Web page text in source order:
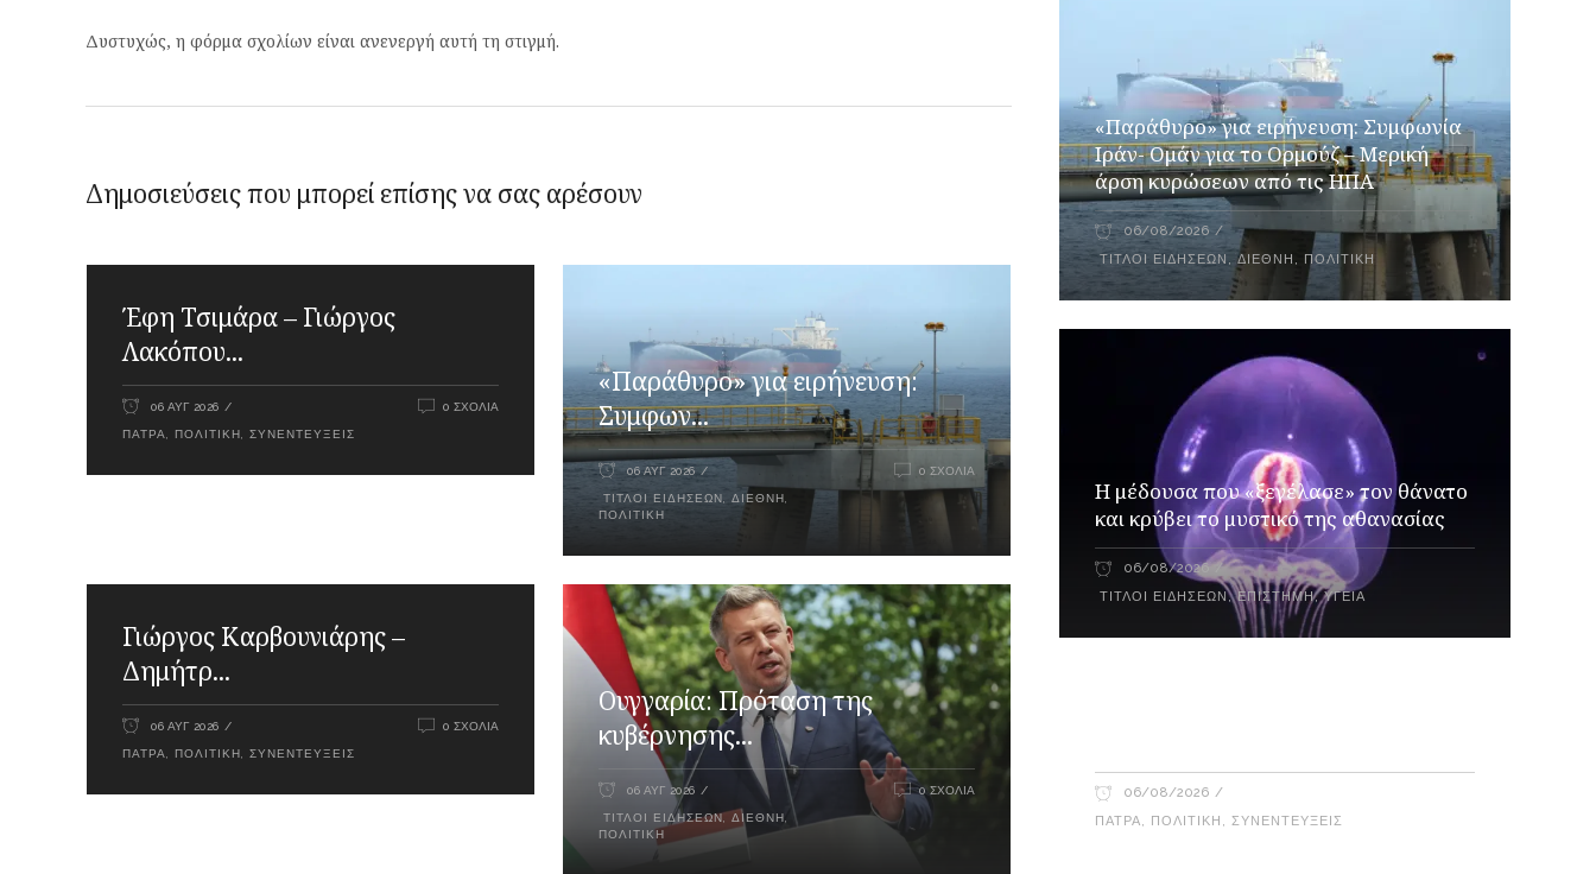
Δυστυχώς, η φόρμα σχολίων είναι ανενεργή αυτή τη στιγμή.
Δημοσιεύσεις που μπορεί επίσης να σας αρέσουν
Έφη Τσιμάρα – Γιώργος
Λακόπου...
06 ΑΥΓ 2026
ΠΆΤΡΑ ΠΟΛΙΤΙΚΉ ΣΥΝΕΝΤΕΎΞΕΙΣ
0 ΣΧΌΛΙΑ
«Παράθυρο» για ειρήνευση:
Συμφων...
06 ΑΥΓ 2026
ΤΊΤΛΟΙ ΕΙΔΉΣΕΩΝ ΔΙΕΘΝΉ
ΠΟΛΙΤΙΚΉ
0 ΣΧΌΛΙΑ
Γιώργος Καρβουνιάρης –
Δημήτρ...
06 ΑΥΓ 2026
ΠΆΤΡΑ ΠΟΛΙΤΙΚΉ ΣΥΝΕΝΤΕΎΞΕΙΣ
0 ΣΧΌΛΙΑ
Ουγγαρία: Πρόταση της
κυβέρνησης...
06 ΑΥΓ 2026
ΤΊΤΛΟΙ ΕΙΔΉΣΕΩΝ ΔΙΕΘΝΉ
ΠΟΛΙΤΙΚΉ
0 ΣΧΌΛΙΑ
«Παράθυρο» για ειρήνευση: Συμφωνία
Ιράν- Ομάν για το Ορμούζ – Μερική
άρση κυρώσεων από τις ΗΠΑ
06/08/2026
ΤΊΤΛΟΙ ΕΙΔΉΣΕΩΝ ,ΔΙΕΘΝΉ , ΠΟΛΙΤΙΚΉ
Η μέδουσα που «ξεγέλασε» τον θάνατο
και κρύβει το μυστικό της αθανασίας
06/08/2026
ΤΊΤΛΟΙ ΕΙΔΉΣΕΩΝ,ΕΠΙΣΤΉΜΗ,ΥΓΕΊΑ
06/08/2026
ΠΆΤΡΑ, ΠΟΛΙΤΙΚΉ ,ΣΥΝΕΝΤΕΎΞΕΙΣ